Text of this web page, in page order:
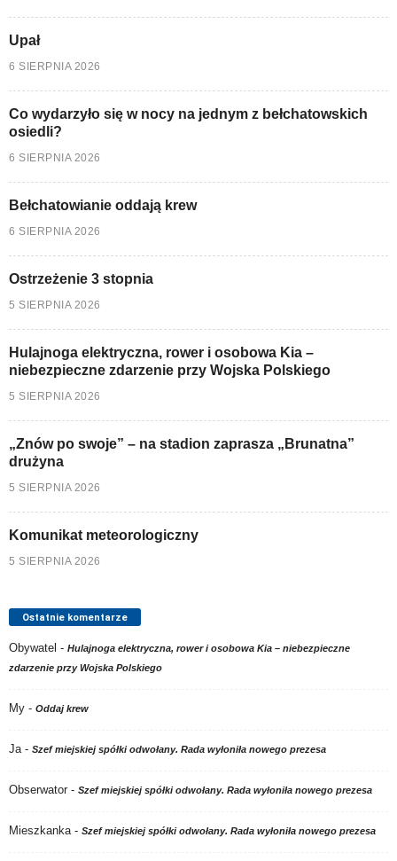
Upał
6 SIERPNIA 2026
Co wydarzyło się w nocy na jednym z bełchatowskich
osiedli?
6 SIERPNIA 2026
Bełchatowianie oddają krew
6 SIERPNIA 2026
Ostrzeżenie 3 stopnia
5 SIERPNIA 2026
Hulajnoga elektryczna, rower i osobowa Kia –
niebezpieczne zdarzenie przy Wojska Polskiego
5 SIERPNIA 2026
„Znów po swoje” – na stadion zaprasza „Brunatna”
drużyna
5 SIERPNIA 2026
Komunikat meteorologiczny
5 SIERPNIA 2026
Ostatnie komentarze
Obywatel - Hulajnoga elektryczna, rower i osobowa Kia – niebezpieczne
zdarzenie przy Wojska Polskiego
My - Oddaj krew
Ja- Szef miejskiej spółki odwołany. Rada wyłoniła nowego prezesa
Obserwator - Szef miejskiej spółki odwołany. Rada wyłoniła nowego prezesa
Mieszkanka- Szef miejskiej spółki odwołany. Rada wyłoniła nowego prezesa